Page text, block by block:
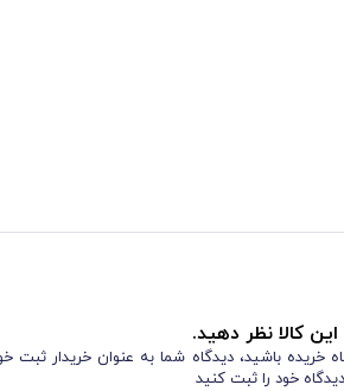
کالا نظر دهید.
خریده باشید، دیدگاه شما به عنوان خریدار
خود را ثبت کنید